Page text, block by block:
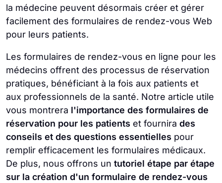
la médecine peuvent désormais créer et gérer
facilement des formulaires de rendez-vous Web
pour leurs patients.
Les formulaires de rendez-vous en ligne pour les
médecins offrent des processus de réservation
pratiques, bénéficiant à la fois aux patients et
aux professionnels de la santé. Notre article utile
vous montrera l'importance des formulaires de
réservation pour les patients et fournira des
conseils et des questions essentielles pour
remplir efficacement les formulaires médicaux.
De plus, nous offrons un tutoriel étape par étape
sur la création d'un formulaire de rendez-vous